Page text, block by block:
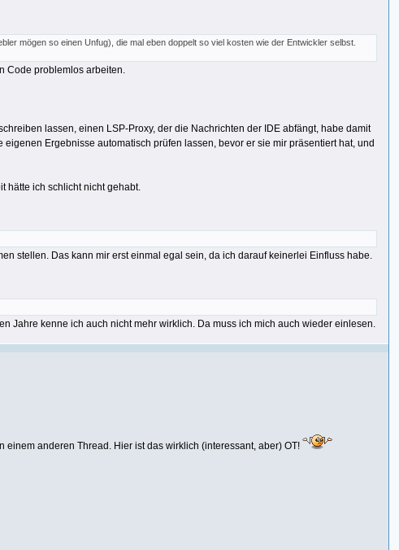
mögen so einen Unfug), die mal eben doppelt so viel kosten wie der Entwickler selbst.
Code problemlos arbeiten.
lassen, einen LSP-Proxy, der die Nachrichten der IDE abfängt, habe damit
Ergebnisse automatisch prüfen lassen, bevor er sie mir präsentiert hat, und
hätte ich schlicht nicht gehabt.
stellen. Das kann mir erst einmal egal sein, da ich darauf keinerlei Einfluss habe.
Jahre kenne ich auch nicht mehr wirklich. Da muss ich mich auch wieder einlesen.
anderen Thread. Hier ist das wirklich (interessant, aber) OT!